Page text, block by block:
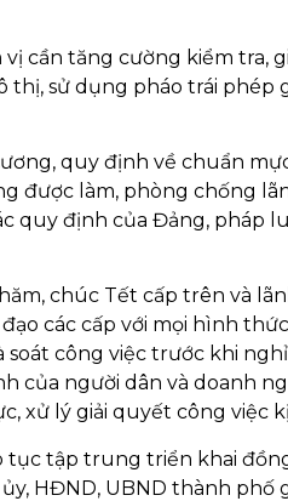
cần tăng cường kiểm tra,
sử dụng pháo trái phép
quy định về chuẩn
được làm, phòng chống
quy định của Đảng, pháp
chúc Tết cấp trên và
các cấp với mọi hình
soát công việc trước khi
của người dân và doanh
xử lý giải quyết công việc
tục tập trung triển khai
HĐND, UBND thành phố